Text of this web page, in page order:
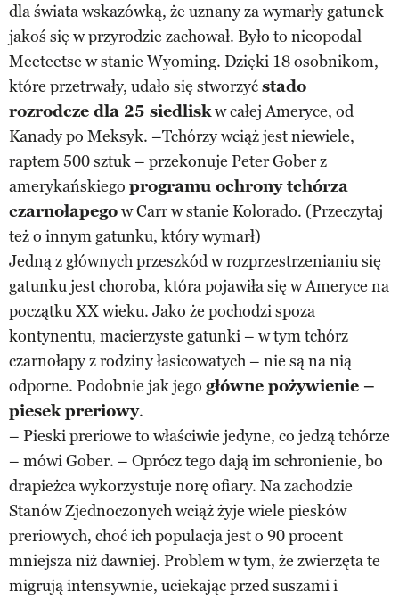
dla świata wskazówką, że uznany za wymarły gatunek
jakoś się w przyrodzie zachował. Było to nieopodal
Meeteetse w stanie Wyoming. Dzięki 18 osobnikom,
które przetrwały, udało się stworzyćstado
rozrodcze dla 25 siedliskw całej Ameryce, od
Kanady po Meksyk. –Tchórzy wciąż jest niewiele,
raptem 500 sztuk – przekonuje Peter Gober z
amerykańskiego programu ochrony tchórza
czarnołapegow Carr w stanie Kolorado. (Przeczytaj
też o innym gatunku, który wymarł)
Jedną z głównych przeszkód w rozprzestrzenianiu się
gatunku jest choroba, która pojawiła się w Ameryce na
początku XX wieku. Jako że pochodzi spoza
kontynentu, macierzyste gatunki – w tym tchórz
czarnołapy z rodziny łasicowatych – nie są na nią
odporne. Podobnie jak jego główne pożywienie –
piesek preriowy.
– Pieski preriowe to właściwie jedyne, co jedzą tchórze
– mówi Gober. – Oprócz tego dają im schronienie, bo
drapieżca wykorzystuje norę ofiary. Na zachodzie
Stanów Zjednoczonych wciąż żyje wiele piesków
preriowych, choć ich populacja jest o 90 procent
mniejsza niż dawniej. Problem w tym, że zwierzęta te
migrują intensywnie, uciekając przed suszami i